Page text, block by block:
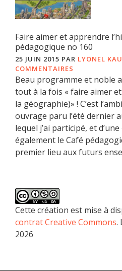
Faire aimer et apprendre
pédagogique no 160
25 JUIN 2015 PAR LYONEL
COMMENTAIRES
Beau programme et noble
tout à la fois « faire aimer
la géographie)» ! C’est
ouvrage paru l’été dernier
lequel j’ai participé, et
également le Café
premier lieu aux futurs
Cette création est mise à
contrat Creative Commons.
2026